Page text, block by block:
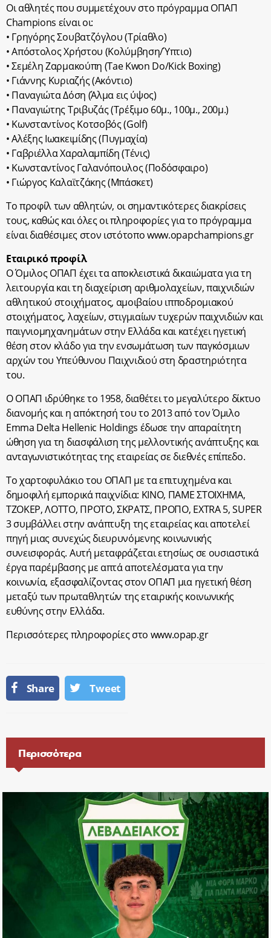
Οι αθλητές που συμμετέχουν στο πρόγραμμα ΟΠΑΠ
Champions είναι οι:
• Γρηγόρης Σουβατζόγλου (Τρίαθλο)
• Απόστολος Χρήστου (Κολύμβηση/Ύπτιο)
• Σεμέλη Ζαρμακούπη (Tae Kwon Do/Kick Boxing)
• Γιάννης Κυριαζής (Ακόντιο)
• Παναγιώτα Δόση (Άλμα εις ύψος)
• Παναγιώτης Τριβυζάς (Τρέξιμο 60μ., 100μ., 200μ.)
• Κωνσταντίνος Κοτσοβός (Golf)
• Αλέξης Ιωακειμίδης (Πυγμαχία)
• Γαβριέλλα Χαραλαμπίδη (Τένις)
• Κωνσταντίνος Γαλανόπουλος (Ποδόσφαιρο)
• Γιώργος Καλαϊτζάκης (Μπάσκετ)
Το προφίλ των αθλητών, οι σημαντικότερες διακρίσεις
τους, καθώς και όλες οι πληροφορίες για το πρόγραμμα
είναι διαθέσιμες στον ιστότοπο www.opapchampions.gr
Εταιρικό προφίλ
Ο Όμιλος ΟΠΑΠ έχει τα αποκλειστικά δικαιώματα για τη
λειτουργία και τη διαχείριση αριθμολαχείων, παιχνιδιών
αθλητικού στοιχήματος, αμοιβαίου ιπποδρομιακού
στοιχήματος, λαχείων, στιγμιαίων τυχερών παιχνιδιών και
παιγνιομηχανημάτων στην Ελλάδα και κατέχει ηγετική
θέση στον κλάδο για την ενσωμάτωση των παγκόσμιων
αρχών του Υπεύθυνου Παιχνιδιού στη δραστηριότητα
του.
Ο ΟΠΑΠ ιδρύθηκε το 1958, διαθέτει το μεγαλύτερο δίκτυο
διανομής και η απόκτησή του το 2013 από τον Όμιλο
Emma Delta Hellenic Holdings έδωσε την απαραίτητη
ώθηση για τη διασφάλιση της μελλοντικής ανάπτυξης και
ανταγωνιστικότητας της εταιρείας σε διεθνές επίπεδο.
Το χαρτοφυλάκιο του ΟΠΑΠ με τα επιτυχημένα και
δημοφιλή εμπορικά παιχνίδια: ΚΙΝΟ, ΠΑΜΕ ΣΤΟΙΧΗΜΑ,
ΤΖΟΚΕΡ, ΛΟΤΤΟ, ΠΡΟΤΟ, ΣΚΡΑΤΣ, ΠΡΟΠΟ, EXTRA 5, SUPER
3 συμβάλλει στην ανάπτυξη της εταιρείας και αποτελεί
πηγή μιας συνεχώς διευρυνόμενης κοινωνικής
συνεισφοράς. Αυτή μεταφράζεται ετησίως σε ουσιαστικά
έργα παρέμβασης με απτά αποτελέσματα για την
κοινωνία, εξασφαλίζοντας στον ΟΠΑΠ μια ηγετική θέση
μεταξύ των πρωταθλητών της εταιρικής κοινωνικής
ευθύνης στην Ελλάδα.
Περισσότερες πληροφορίες στο www.opap.gr
Share Tweet
Περισσότερα